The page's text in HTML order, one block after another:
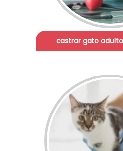
castrar gato